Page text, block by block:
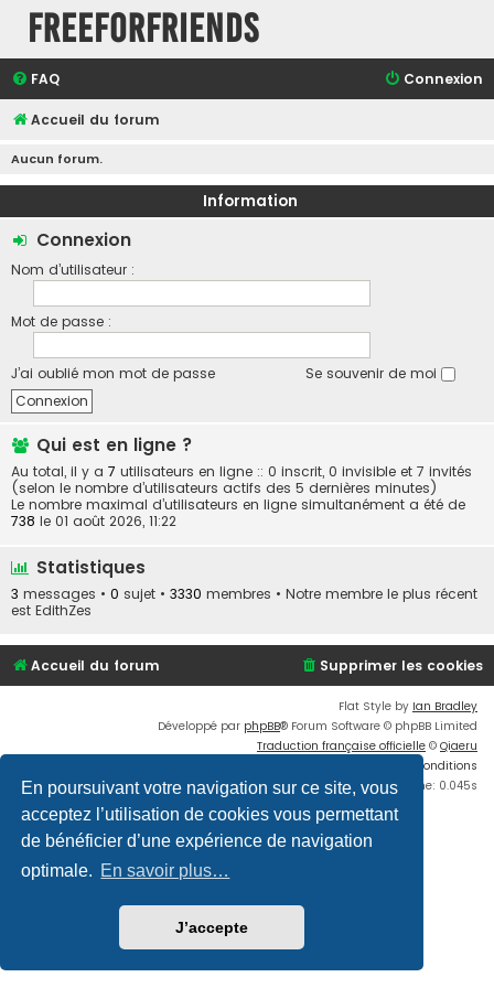
En poursuivant votre navigation sur ce site, vous
acceptez l’utilisation de cookies vous permettant
de bénéficier d’une expérience de navigation
optimale. En savoir plus…
J’accepte
FreeForFriends
FAQ Connexion
Accueil du forum
Aucun forum.
Information
Connexion
Nom d’utilisateur :
Mot de passe :
J’ai oublié mon mot de passe Se souvenir de moi
Qui est en ligne ?
Au total, il y a 7 utilisateurs en ligne :: 0 inscrit, 0 invisible et 7 invités
(selon le nombre d’utilisateurs actifs des 5 dernières minutes)
Le nombre maximal d’utilisateurs en ligne simultanément a été de
738 le 01 août 2026, 11:22
Statistiques
3 messages • 0 sujet • 3330 membres • Notre membre le plus récent
est EdithZes
Accueil du forum Supprimer les cookies
Flat Style by Ian Bradley
Développé par phpBB® Forum Software © phpBB Limited
Traduction française officielle © Qiaeru
Conditions
Time: 0.045s